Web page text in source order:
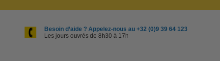
Besoin d’aide ? Appelez-nous au +32 (0)9 39 64 123
Les jours ouvrés de 8h30 à 17h